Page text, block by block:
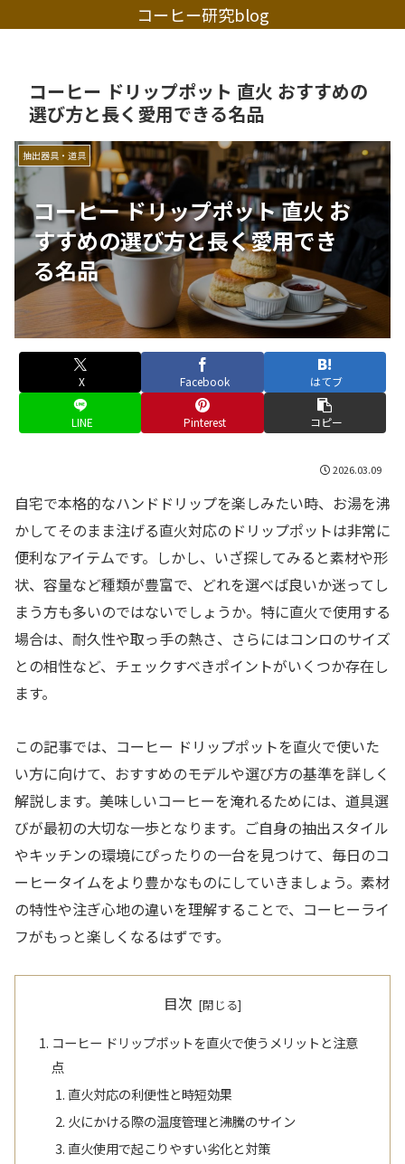
コーヒー研究blog
コーヒー ドリップポット 直火 おすすめの
選び方と長く愛用できる名品
コーヒー ドリップポット 直火 お
すすめの選び方と長く愛用でき
る名品
抽出器具・道具
X Facebook はてブ
LINE Pinterest コピー
2026.03.09
自宅で本格的なハンドドリップを楽しみたい時、お湯を沸
かしてそのまま注げる直火対応のドリップポットは非常に
便利なアイテムです。しかし、いざ探してみると素材や形
状、容量など種類が豊富で、どれを選べば良いか迷ってし
まう方も多いのではないでしょうか。特に直火で使用する
場合は、耐久性や取っ手の熱さ、さらにはコンロのサイズ
との相性など、チェックすべきポイントがいくつか存在し
ます。
この記事では、コーヒー ドリップポットを直火で使いた
い方に向けて、おすすめのモデルや選び方の基準を詳しく
解説します。美味しいコーヒーを淹れるためには、道具選
びが最初の大切な一歩となります。ご自身の抽出スタイル
やキッチンの環境にぴったりの一台を見つけて、毎日のコ
ーヒータイムをより豊かなものにしていきましょう。素材
の特性や注ぎ心地の違いを理解することで、コーヒーライ
フがもっと楽しくなるはずです。
目次
コーヒー ドリップポットを直火で使うメリットと注意
点
直火対応の利便性と時短効果
火にかける際の温度管理と沸騰のサイン
直火使用で起こりやすい劣化と対策